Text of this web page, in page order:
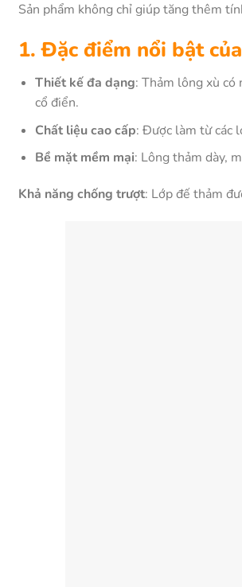
Sản phẩm không chỉ giúp tăng thêm
1. Đặc điểm nổi bật
Thiết kế đa dạng: Thảm lông xù có
cổ điển.
Chất liệu cao cấp: Được làm từ các
Bề mặt mềm mại: Lông thảm dày,
Khả năng chống trượt: Lớp đế thảm